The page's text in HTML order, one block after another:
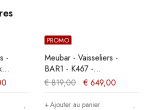
-
PROMO
Meubar - Vaisseliers -
BAR1 - K467 -
Mélèze/Chêne cristal
marron clair -
122x222x50cm
€819,00 € 649,00
Ajouter au panier